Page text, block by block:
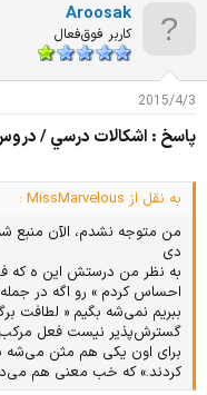
ت
:
Aroosak
کاربر فوق‌فعال
2015/4/3
پاسخ : اشكالات درسي /
به نقل از MissMarvelous :
من متوجه نشدم، الآن منبع
دی
به نظر من درستش این ه که
احساس کردم » رو اگه در
ببریم نمی‌شه بگیم « لطافت
گسترش‌پذیر نیست فعل
برای اون یکی هم مثن می‌شه
کردند.» که خب معنی هم